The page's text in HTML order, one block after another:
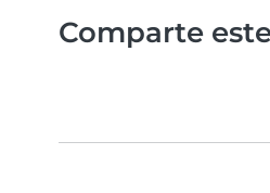
Comparte